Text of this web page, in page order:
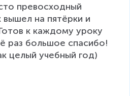
превосходный
на пятёрки и
к каждому уроку
раз большое спасибо!
целый учебный год)